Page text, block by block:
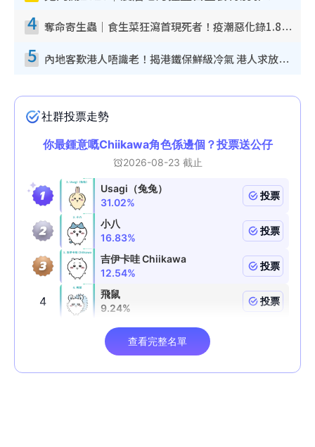
4 奪命寄生蟲｜食生菜狂瀉首現死者！疫潮惡化錄1.8萬宗病例 揭洗菜3大謬誤
5 內地客歎港人唔識老！揭港鐵保鮮級冷氣 港人求放過：咪投訴